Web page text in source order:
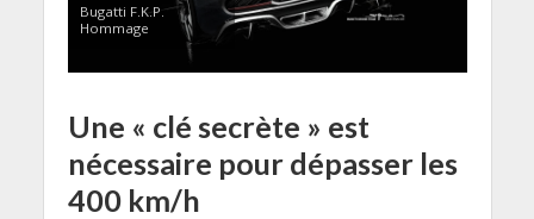
Bugatti F.K.P.
Hommage
Une « clé secrète » est
nécessaire pour dépasser les
400 km/h